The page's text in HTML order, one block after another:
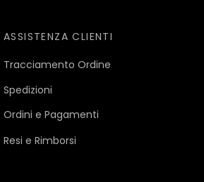
ASSISTENZA CLIENTI
Tracciamento Ordine
Spedizioni
Ordini e Pagamenti
Resi e Rimborsi